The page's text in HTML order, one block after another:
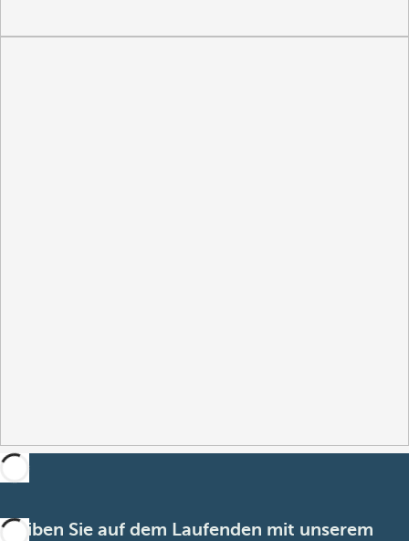
Bleiben Sie auf dem Laufenden mit unserem